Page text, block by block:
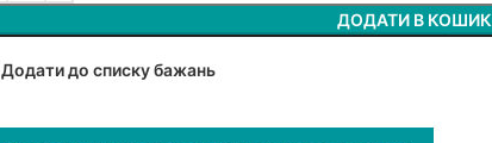
ДОДАТИ В КОШИК
Додати до списку бажань